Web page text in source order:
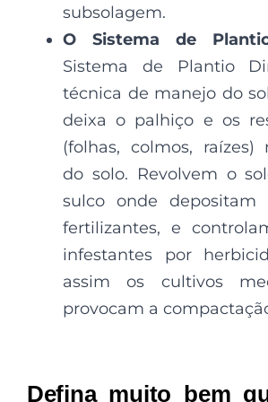
subsolagem.
O Sistema de
Sistema de Plantio
técnica de manejo do
deixa o palhiço e os
(folhas, colmos, raízes)
do solo. Revolvem o
sulco onde depositam
fertilizantes, e
infestantes por
assim os cultivos
provocam a
Defina muito bem